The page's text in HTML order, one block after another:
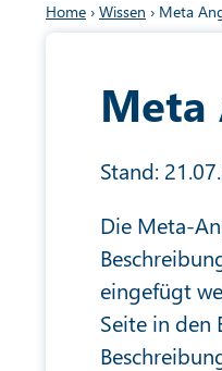
Home › Wissen › Meta
Meta
Stand:
Die Meta-
eingefügt
Seite in den